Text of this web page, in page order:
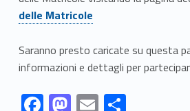
d
e
l
l
delle Matricole
Saranno presto caricate su questa
informazioni e dettagli per
Link identifier #identifier__133883-2
Link identifier #identifier__137044-3 Link identifier #identifier__130927-4 Link identifier #identifier__125415-5